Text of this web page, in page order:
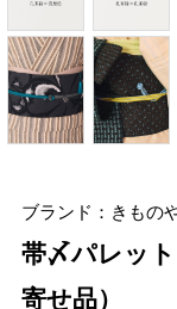
ブランド：きもの
帯〆パレッ
寄せ品）